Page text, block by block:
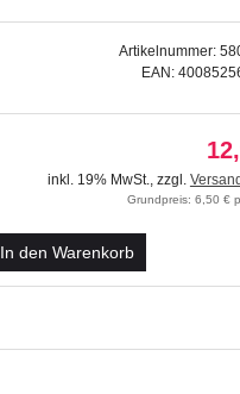
Artikelnummer:
EAN:
inkl. 19% MwSt., zzgl.
Grundpreis: 6,50 €
In den Warenkorb
Selbstklebende Lampenfolie
17,99 €
inkl. 19% MwSt.,zzgl.